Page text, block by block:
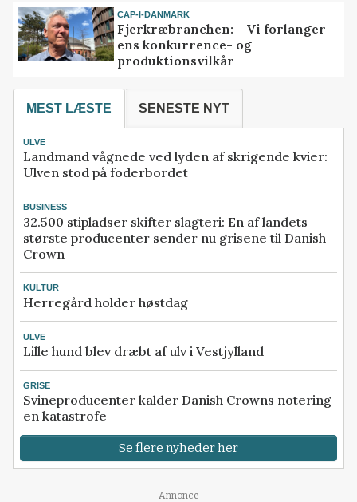
CAP-I-DANMARK
Fjerkræbranchen: - Vi forlanger
ens konkurrence- og
produktionsvilkår
MEST LÆSTE SENESTE NYT
ULVE
Landmand vågnede ved lyden af skrigende kvier:
Ulven stod på foderbordet
BUSINESS
32.500 stipladser skifter slagteri: En af landets
største producenter sender nu grisene til Danish
Crown
KULTUR
Herregård holder høstdag
ULVE
Lille hund blev dræbt af ulv i Vestjylland
GRISE
Svineproducenter kalder Danish Crowns notering
en katastrofe
Se flere nyheder her
Annonce